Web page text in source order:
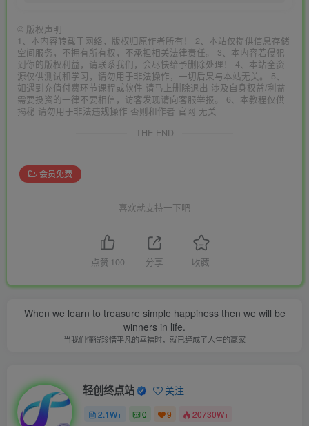
© 版权声明
1、本内容转载于网络，版权归原作者所有！ 2、本站仅提供信息存储
空间服务，不拥有所有权，不承担相关法律责任。 3、本内容若侵犯
到你的版权利益，请联系我们，会尽快给予删除处理！ 4、本站全资
源仅供测试和学习，请勿用于非法操作，一切后果与本站无关。 5、
如遇到充值付费环节课程或软件 请马上删除退出 涉及自身权益/利益
需要投资的一律不要相信，访客发现请向客服举报。 6、本教程仅供
揭秘 请勿用于非法违规操作 否则和作者 官网 无关
THE END
会员免费
喜欢就支持一下吧
点赞 100 分享 收藏
When we learn to treasure simple happiness then we will be
winners in life.
当我们懂得珍惜平凡的幸福时，就已经成了人生的赢家
轻创终点站 关注
2.1W+ 0 9 20730W+